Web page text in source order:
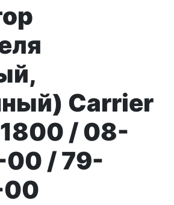
Carrier
/ 08-
/ 79-